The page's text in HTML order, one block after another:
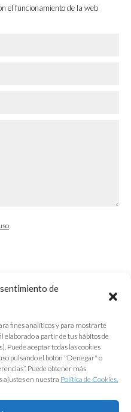
de
fines analíticos y para mostrarte
elaborado a partir de tus hábitos de
Puede aceptar todas las cookies
pulsando el botón "Denegar" o
Puede obtener más
ajustes en nuestra Política de Cookies.
el funcionamiento de la web
de Cádiz